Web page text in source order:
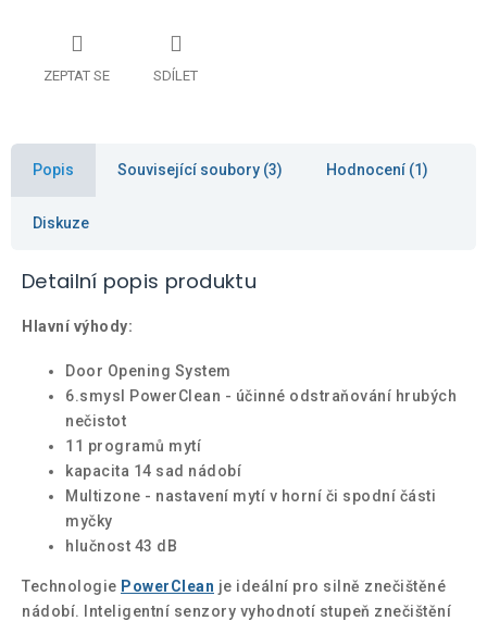
ZEPTAT SE SDÍLET
Popis Související soubory (3) Hodnocení (1)
Diskuze
Detailní popis produktu
Hlavní výhody:
Door Opening System
6.smysl PowerClean - účinné odstraňování hrubých
nečistot
11 programů mytí
kapacita 14 sad nádobí
Multizone - nastavení mytí v horní či spodní části
myčky
hlučnost 43 dB
Technologie PowerClean je ideální pro silně znečištěné
nádobí. Inteligentní senzory vyhodnotí stupeň znečištění